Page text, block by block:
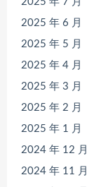
2025 年 6 月
2025 年 5 月
2025 年 4 月
2025 年 3 月
2025 年 2 月
2025 年 1 月
2024 年 12 月
2024 年 11 月